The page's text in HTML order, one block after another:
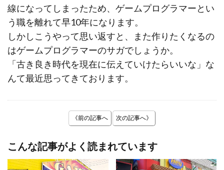
線になってしまったため、ゲームプログラマーとい
う職を離れて早10年になります。
しかしこうやって思い返すと、また作りたくなるの
はゲームプログラマーのサガでしょうか。
「古き良き時代を現在に伝えていけたらいいな」な
んて最近思ってきております。
《前の記事へ 次の記事へ》
こんな記事がよく読まれています